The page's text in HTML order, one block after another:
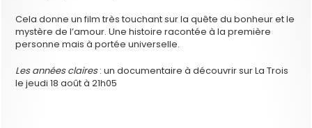
Cela donne un film très touchant sur la quête du bonheur et le
mystère de l’amour. Une histoire racontée à la première
personne mais à portée universelle.
Les années claires: un documentaire à découvrir sur La Trois
le jeudi 18 août à 21h05